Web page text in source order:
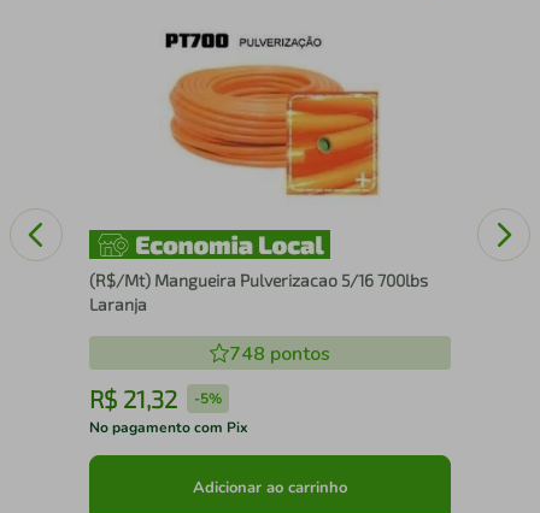
(R$/Mt) Mangueira Pulverizacao 5/16 700lbs
Laranja
748 pontos
R$ 21,32 -5%
No pagamento com Pix
Adicionar ao carrinho